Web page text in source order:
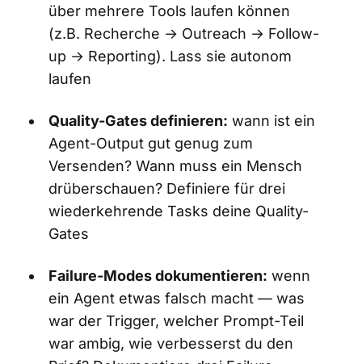
über mehrere Tools laufen können
(z.B. Recherche → Outreach → Follow-
up → Reporting). Lass sie autonom
laufen
Quality-Gates definieren: wann ist ein
Agent-Output gut genug zum
Versenden? Wann muss ein Mensch
drüberschauen? Definiere für drei
wiederkehrende Tasks deine Quality-
Gates
Failure-Modes dokumentieren: wenn
ein Agent etwas falsch macht — was
war der Trigger, welcher Prompt-Teil
war ambig, wie verbesserst du den